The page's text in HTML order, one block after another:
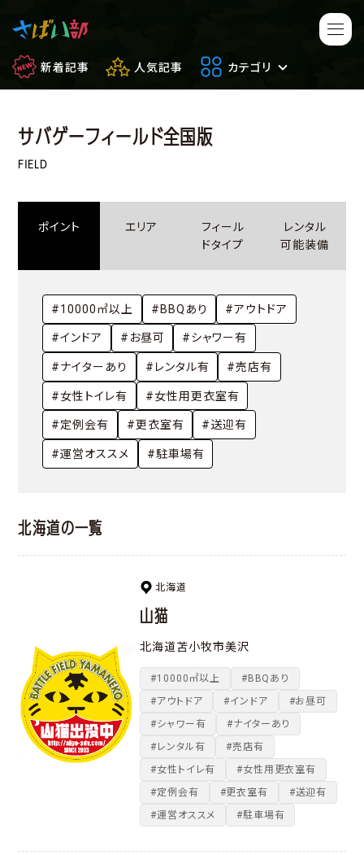
新着記事 人気記事 カテゴリ
マンガ・アニメ
もしもの場合 便利アイテム
フィールドレビュー やってみた
サバゲーフィールド全国版
FIELD
ポイント エリア
フィール
ドタイプ
レンタル
可能装備
#10000㎡以上 #BBQあり #アウトドア
#インドア #お昼可 #シャワー有
#ナイターあり #レンタル有 #売店有
#女性トイレ有 #女性用更衣室有
#定例会有 #更衣室有 #送迎有
#運営オススメ #駐車場有
北海道の一覧
北海道
山猫
北海道苫小牧市美沢
#10000㎡以上
#BBQあり
#アウトドア
#インドア
#お昼可
#シャワー有
#ナイターあり
#レンタル有
#売店有
#女性トイレ有
#女性用更衣室有
#定例会有
#更衣室有
#送迎有
#運営オススメ
#駐車場有